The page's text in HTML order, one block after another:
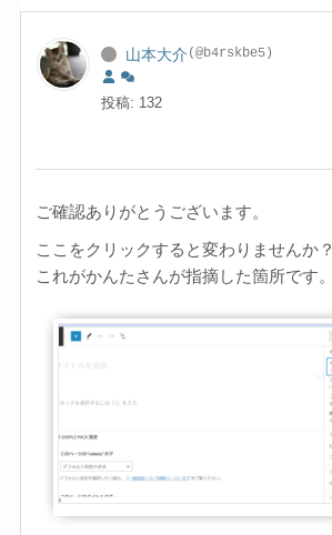
山本大介 (@b4rskbe5)
投稿: 132
ご確認ありがとうございます。
ここをクリックすると変わりませんか？
これがかんたさんが指摘した箇所です。